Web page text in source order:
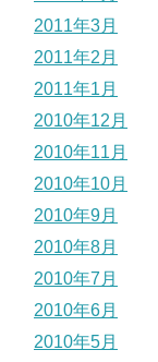
2011年3月
2011年2月
2011年1月
2010年12月
2010年11月
2010年10月
2010年9月
2010年8月
2010年7月
2010年6月
2010年5月